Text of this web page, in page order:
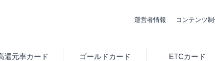
運営者情報 コンテンツ
還元率カード ゴールドカード ETCカード